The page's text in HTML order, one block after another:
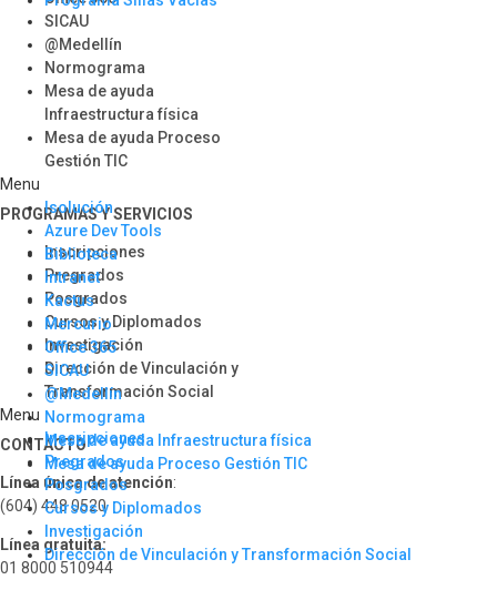
SICAU
@Medellín
Normograma
Mesa de ayuda
Infraestructura física
Mesa de ayuda Proceso
Gestión TIC
Menu
Isolución
Azure Dev Tools
Biblioteca
Intranet
Kactus
Mercurio
Office 365
SICAU
@Medellín
Normograma
Mesa de ayuda Infraestructura física
Mesa de ayuda Proceso Gestión TIC
PROGRAMAS Y SERVICIOS​
Inscripciones
Pregrados
Posgrados
Cursos y Diplomados
Investigación
Dirección de Vinculación y
Transformación Social
Menu
Inscripciones
Pregrados
Posgrados
Cursos y Diplomados
Investigación
Dirección de Vinculación y Transformación Social
CONTACTO
Línea única de atención:
(604) 448 0520
Línea gratuita:
01 8000 510944